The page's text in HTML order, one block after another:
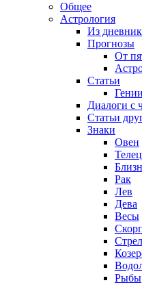
Общее
Астрология
Из
Прогнозы
От
Статьи
Диалоги с
Статьи
Знаки
Овен
Телец
Рак
Лев
Дева
Весы
Рыбы